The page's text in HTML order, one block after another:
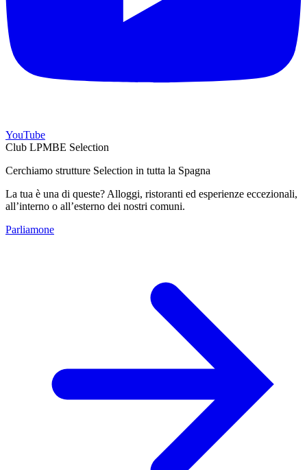
YouTube
Club LPMBE Selection
Cerchiamo strutture Selection in tutta la Spagna
La tua è una di queste? Alloggi, ristoranti ed esperienze eccezionali,
all’interno o all’esterno dei nostri comuni.
Parliamone